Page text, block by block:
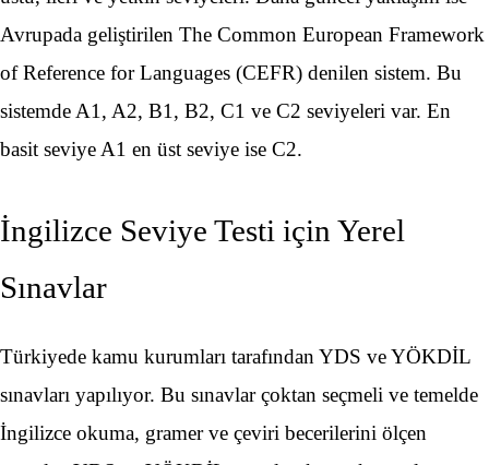
Avrupada geliştirilen The Common European Framework
of Reference for Languages (CEFR) denilen sistem. Bu
sistemde A1, A2, B1, B2, C1 ve C2 seviyeleri var. En
basit seviye A1 en üst seviye ise C2.
İngilizce Seviye Testi için Yerel
Sınavlar
Türkiyede kamu kurumları tarafından YDS ve YÖKDİL
sınavları yapılıyor. Bu sınavlar çoktan seçmeli ve temelde
İngilizce okuma, gramer ve çeviri becerilerini ölçen